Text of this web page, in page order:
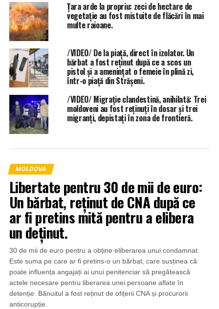
Țara arde la propriu: zeci de hectare de
vegetație au fost mistuite de flăcări în mai
multe raioane.
/VIDEO/ De la piață, direct în izolator. Un
bărbat a fost reținut după ce a scos un
pistol și a amenințat o femeie în plină zi,
într-o piață din Strășeni.
/VIDEO/ Migrație clandestină, anihilată: Trei
moldoveni au fost reținuți în dosar și trei
migranți, depistați în zona de frontieră.
MOLDOVA
Libertate pentru 30 de mii de euro:
Un bărbat, reținut de CNA după ce
ar fi pretins mită pentru a elibera
un deținut.
30 de mii de euro pentru a obține eliberarea unui condamnat.
Este suma pe care ar fi pretins-o un bărbat, care susținea că
poate influența angajați ai unui penitenciar să pregătească
actele necesare pentru liberarea unei persoane aflate în
detenție. Bănuitul a fost reținut de ofițerii CNA și procurorii
anticorupție.